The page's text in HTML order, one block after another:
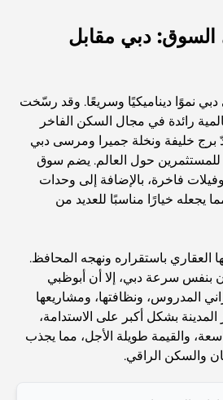
Top 7 Busiest Airports in the
Abu Dhabi vs Dubai: A Practical
Best Schools in Downtown
بها في دبي خلال فصل الصيف: دليلك الأمثل
للرجال: أفكار هدايا مميزة وخالدة
Best Hotels in Business Bay,
دبي مقابل
نموًا ديناميكيًا وسريعًا. وقد رسّخت
رائدة في مجال السكن الفاخر
برج خليفة ونخلة جميرا ومرسى دبي
للمستثمرين حول العالم. يضم سوق
فاخرة، بالإضافة إلى وحدات
يجعله خيارًا مناسبًا للعديد من
العقاري باستقراره ونهجه المحافظ.
بنفس سرعة دبي، إلا أن أبوظبي
المدروس، ونظافتها، ومشاريعها
بشكل أكبر على الاستدامة،
والقيمة طويلة الأجل، مما يجذب
والسكن الراقي.